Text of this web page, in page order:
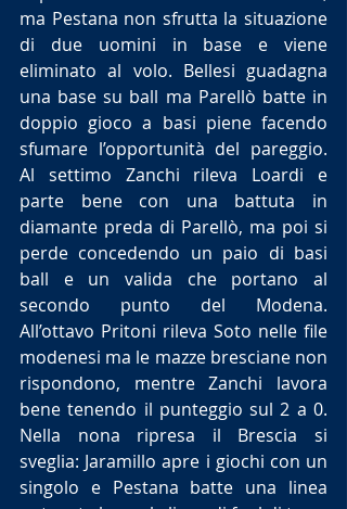
ma Pestana non sfrutta la situazione
di due uomini in base e viene
eliminato al volo. Bellesi guadagna
una base su ball ma Parellò batte in
doppio gioco a basi piene facendo
sfumare l’opportunità del pareggio.
Al settimo Zanchi rileva Loardi e
parte bene con una battuta in
diamante preda di Parellò, ma poi si
perde concedendo un paio di basi
ball e un valida che portano al
secondo punto del Modena.
All’ottavo Pritoni rileva Soto nelle file
modenesi ma le mazze bresciane non
rispondono, mentre Zanchi lavora
bene tenendo il punteggio sul 2 a 0.
Nella nona ripresa il Brescia si
sveglia: Jaramillo apre i giochi con un
singolo e Pestana batte una linea